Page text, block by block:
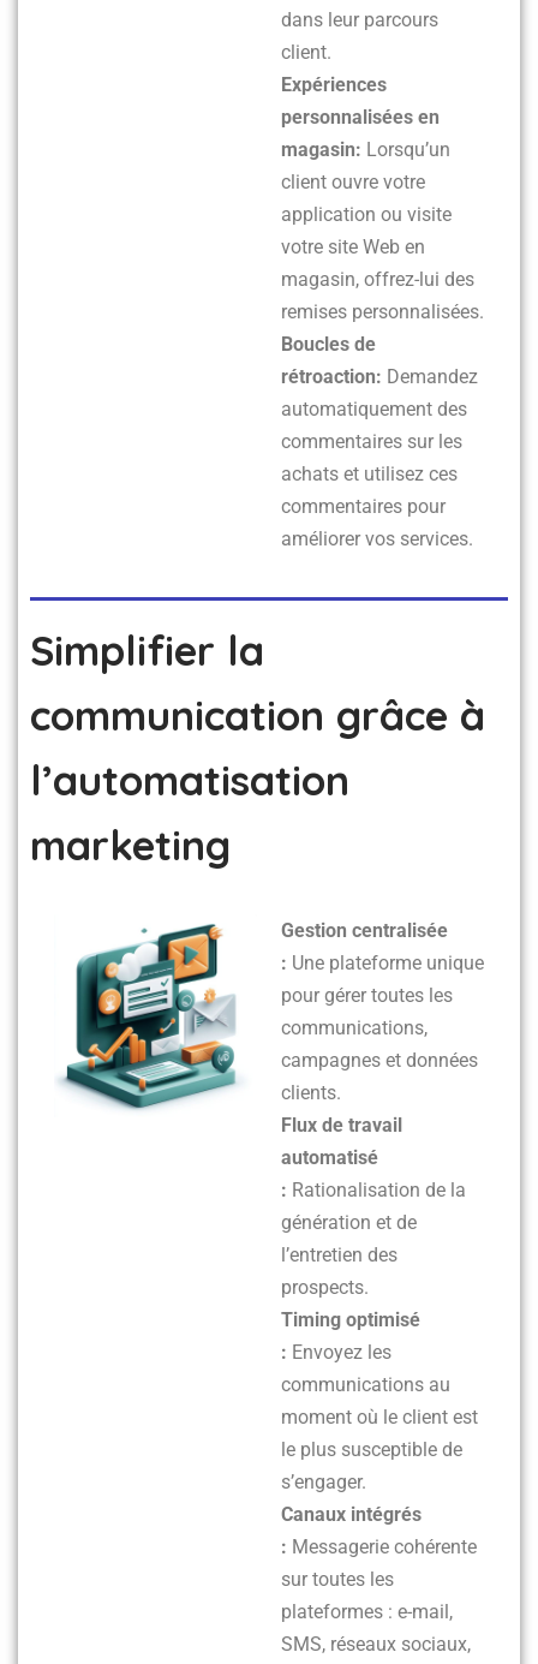
dans leur parcours
client.
Expériences
personnalisées en
magasin: Lorsqu’un
client ouvre votre
application ou visite
votre site Web en
magasin, offrez-lui des
remises personnalisées.
Boucles de
rétroaction: Demandez
automatiquement des
commentaires sur les
achats et utilisez ces
commentaires pour
améliorer vos services.
Simplifier la
communication grâce à
l’automatisation
marketing
Gestion centralisée
: Une plateforme unique
pour gérer toutes les
communications,
campagnes et données
clients.
Flux de travail
automatisé
: Rationalisation de la
génération et de
l’entretien des
prospects.
Timing optimisé
: Envoyez les
communications au
moment où le client est
le plus susceptible de
s’engager.
Canaux intégrés
: Messagerie cohérente
sur toutes les
plateformes : e-mail,
SMS, réseaux sociaux,